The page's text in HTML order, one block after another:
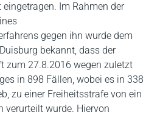
Im Rahmen der
gegen ihn wurde dem
bekannt, dass der
zum 27.8.2016 wegen zuletzt
in 898 Fällen, wobei es in 338
zu einer Freiheitsstrafe von ein
verurteilt wurde. Hiervon